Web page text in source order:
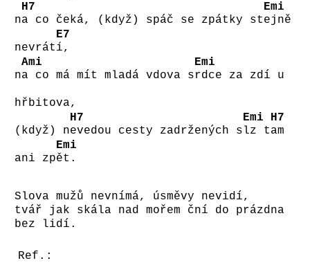
n
H7
a co čeká, (když) spáč se zpátky st
Emi
ejně
nevrát
E7
í,
n
Ami
a co má mít mladá vdova s
Emi
rdce za zdí u
hřbitova,
(když) n
H7
evedou cesty zadržených s
Emi
lz t
H7
am
ani zp
Emi
ět.
Slova mužů nevnímá, úsměvy nevidí,
tvář jak skála nad mořem ční do prázdna
bez lidí.
Ref.: